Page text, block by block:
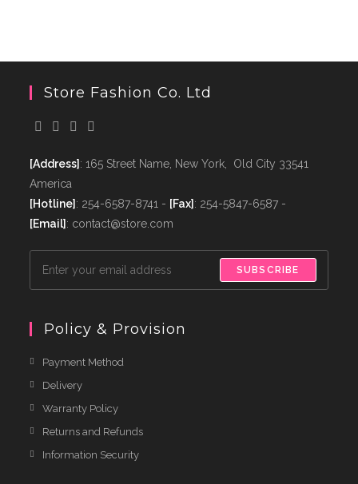
Store Fashion Co. Ltd
[Address]: 165 Street Name, New York, Old City 33541
America
[Hotline]: 254-6587-8741 - [Fax]: 254-5847-6587 -
[Email]: contact@store.com
SUBSCRIBE
Policy & Provision
Payment Method
Delivery
Warranty Policy
Returns and Refunds
Information Security